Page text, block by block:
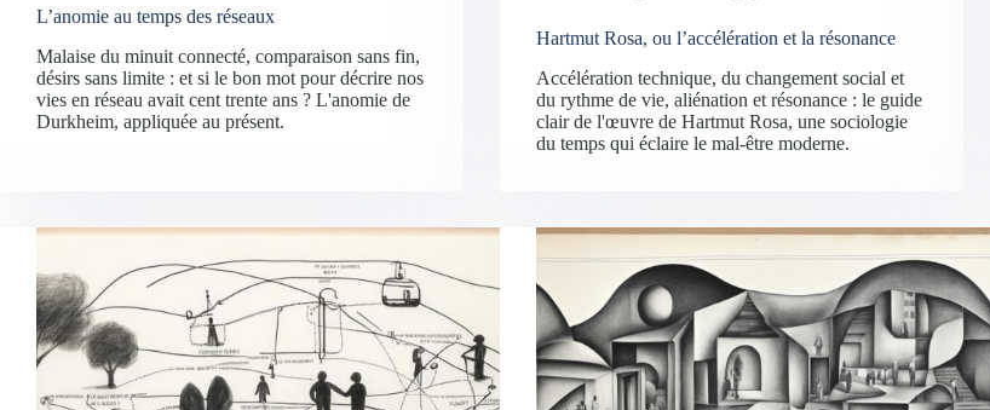
L’anomie au temps des réseaux
Malaise du minuit connecté, comparaison sans fin,
désirs sans limite : et si le bon mot pour décrire nos
vies en réseau avait cent trente ans ? L'anomie de
Durkheim, appliquée au présent.
Hartmut Rosa, ou l’accélération et la résonance
Accélération technique, du changement social et
du rythme de vie, aliénation et résonance : le guide
clair de l'œuvre de Hartmut Rosa, une sociologie
du temps qui éclaire le mal-être moderne.